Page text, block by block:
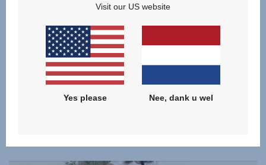
Visit our US website
Yes please Nee, dank u wel